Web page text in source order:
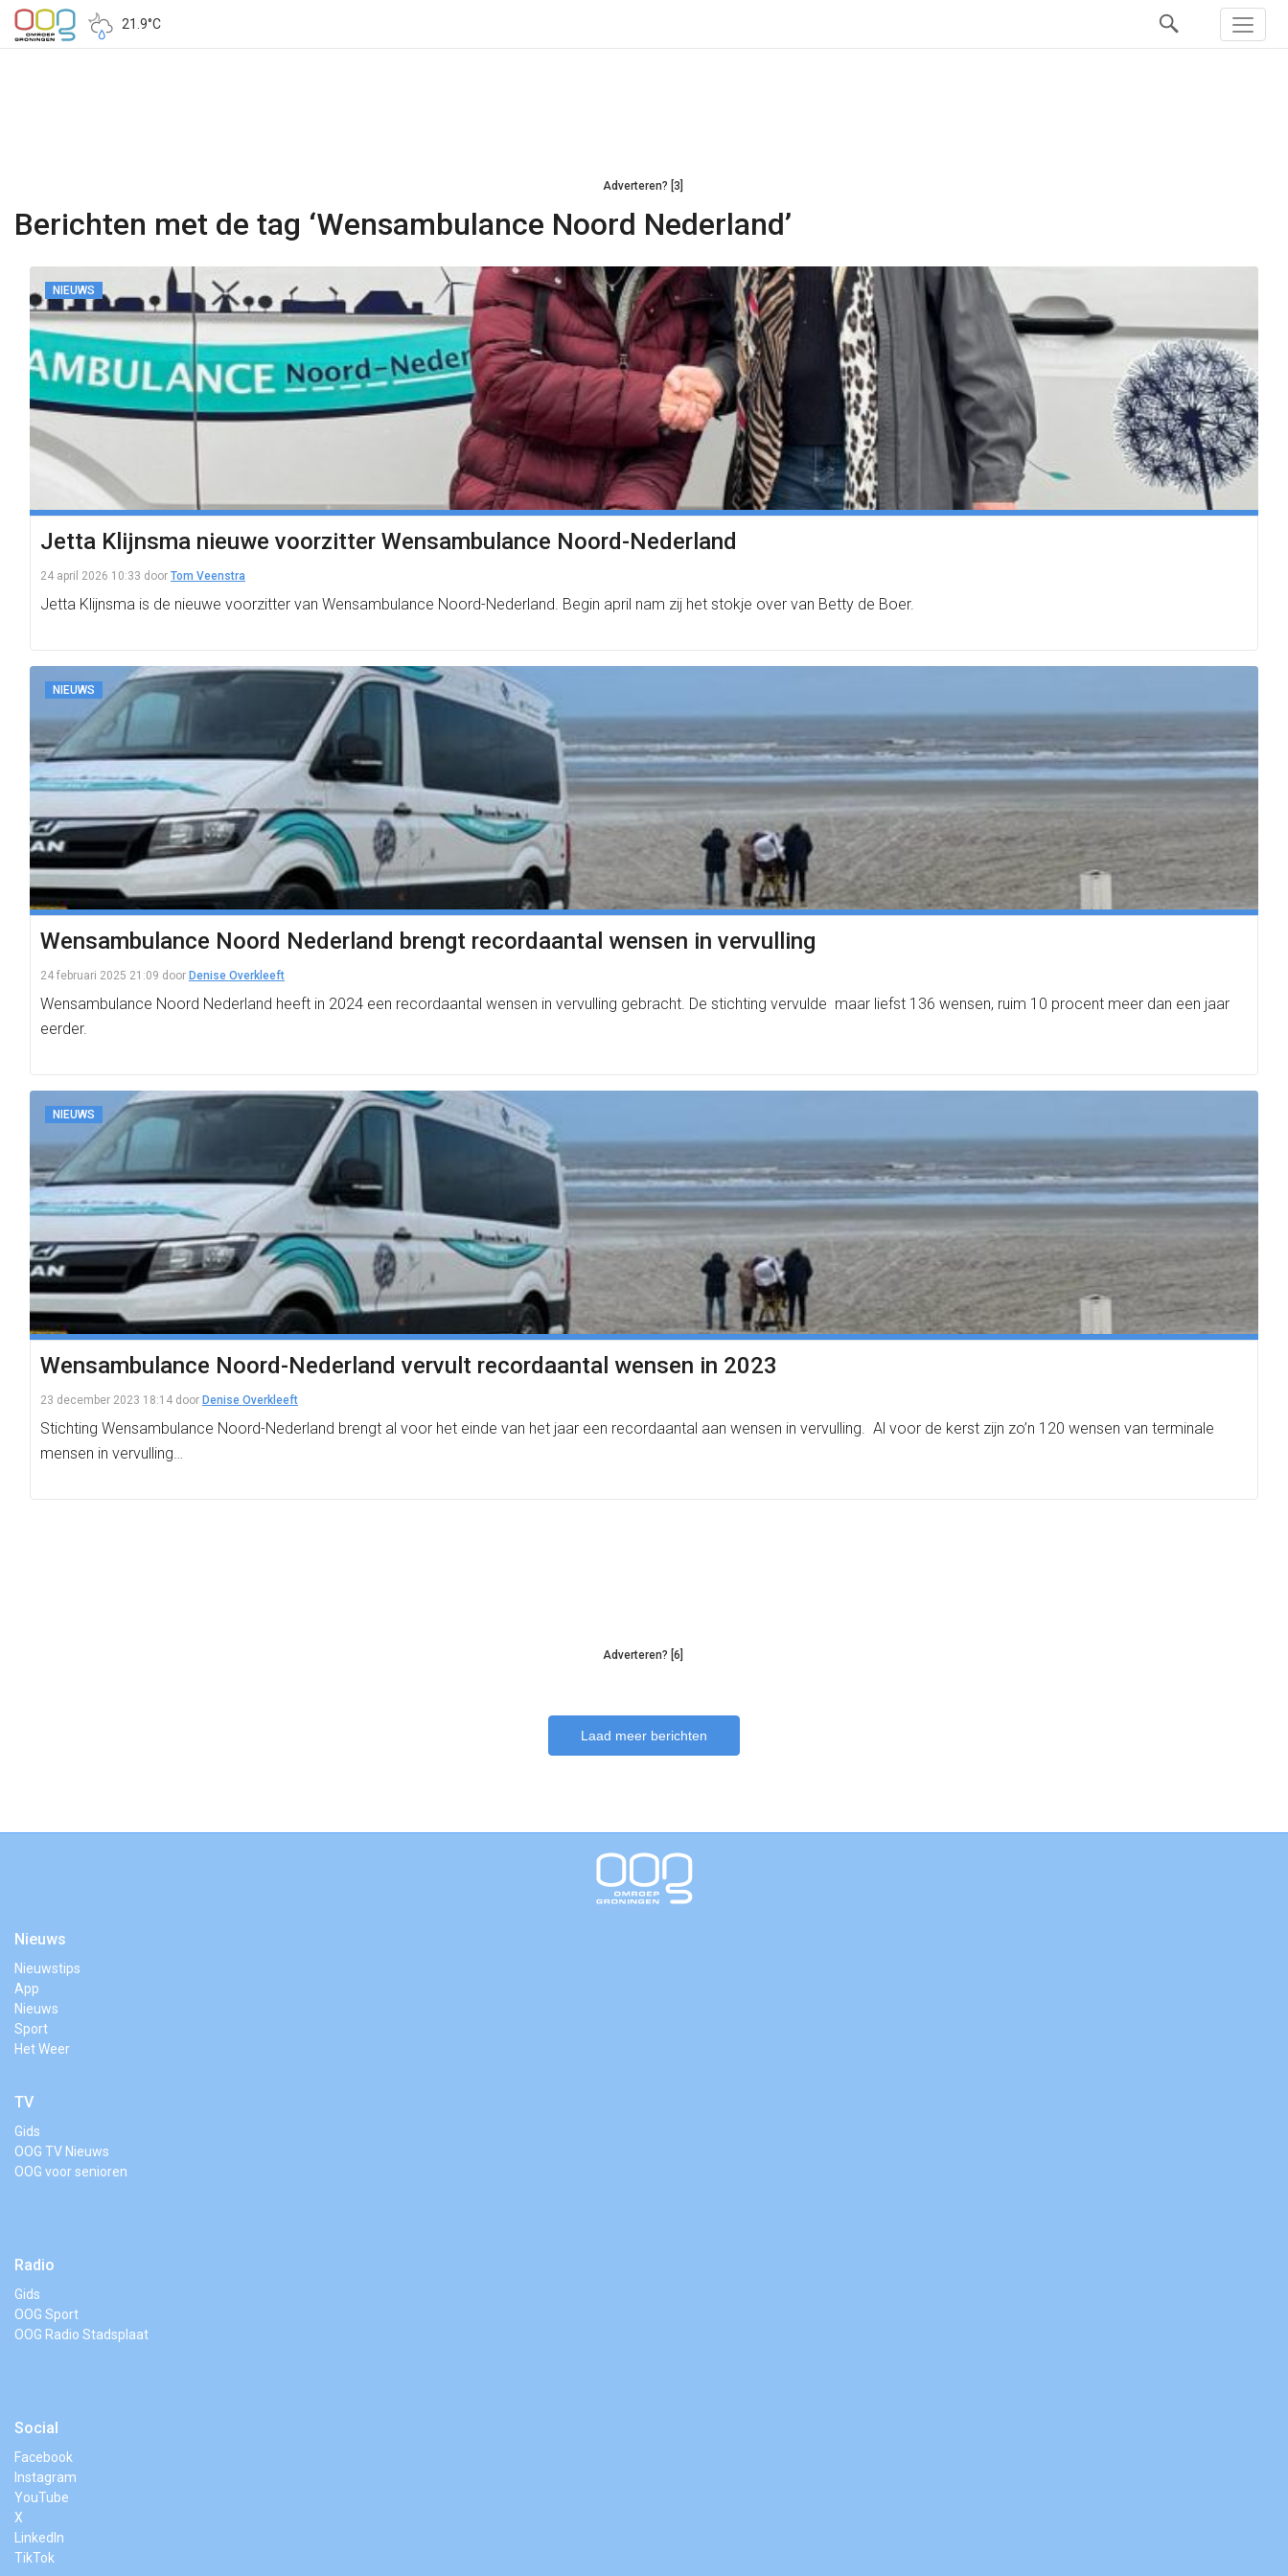
21.9°C
Adverteren? [3]
Berichten met de tag ‘Wensambulance Noord Nederland’
NIEUWS
Jetta Klijnsma nieuwe voorzitter Wensambulance Noord-Nederland
24 april 2026 10:33 door Tom Veenstra
Jetta Klijnsma is de nieuwe voorzitter van Wensambulance Noord-Nederland. Begin april nam zij het stokje over van Betty de Boer.
NIEUWS
Wensambulance Noord Nederland brengt recordaantal wensen in vervulling
24 februari 2025 21:09 door Denise Overkleeft
Wensambulance Noord Nederland heeft in 2024 een recordaantal wensen in vervulling gebracht. De stichting vervulde maar liefst 136 wensen, ruim 10 procent meer dan een jaar
eerder.
NIEUWS
Wensambulance Noord-Nederland vervult recordaantal wensen in 2023
23 december 2023 18:14 door Denise Overkleeft
Stichting Wensambulance Noord-Nederland brengt al voor het einde van het jaar een recordaantal aan wensen in vervulling. Al voor de kerst zijn zo’n 120 wensen van terminale
mensen in vervulling…
Adverteren? [6]
Laad meer berichten
Nieuws
Nieuwstips
App
Nieuws
Sport
Het Weer
TV
Gids
OOG TV Nieuws
OOG voor senioren
Radio
Gids
OOG Sport
OOG Radio Stadsplaat
Social
Facebook
Instagram
YouTube
X
LinkedIn
TikTok